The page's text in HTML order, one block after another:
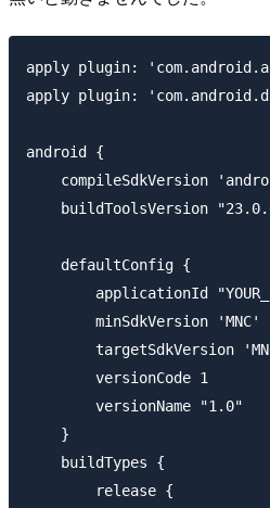
apply plugin:
apply plugin:
android {
compileSdkVersion
buildToolsVersion
    defaultConfig {
applicationId
        minSdkVersion 'MNC'
targetSdkVersion
        versionCode 1
        versionName "1.0"
    }
    buildTypes {
        release {